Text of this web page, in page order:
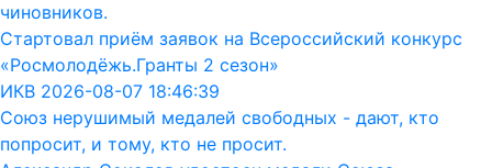
чиновников.
Стартовал приём заявок на Всероссийский конкурс
«Росмолодёжь.Гранты 2 сезон»
ИКВ 2026-08-07 18:46:39
Союз нерушимый медалей свободных - дают, кто
попросит, и тому, кто не просит.